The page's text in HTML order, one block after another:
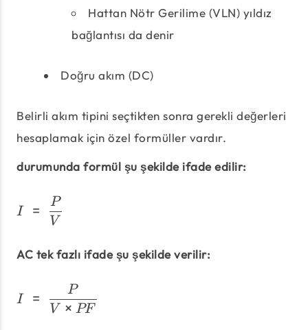
Hattan Nötr Gerilime (VLN) yıldız
bağlantısı da denir
Doğru akım (DC)
Belirli akım tipini seçtikten sonra gerekli değerleri
hesaplamak için özel formüller vardır.
durumunda formül şu şekilde ifade edilir:
I =
V
P
AC tek fazlı ifade şu şekilde verilir:
I =
V × PF
P